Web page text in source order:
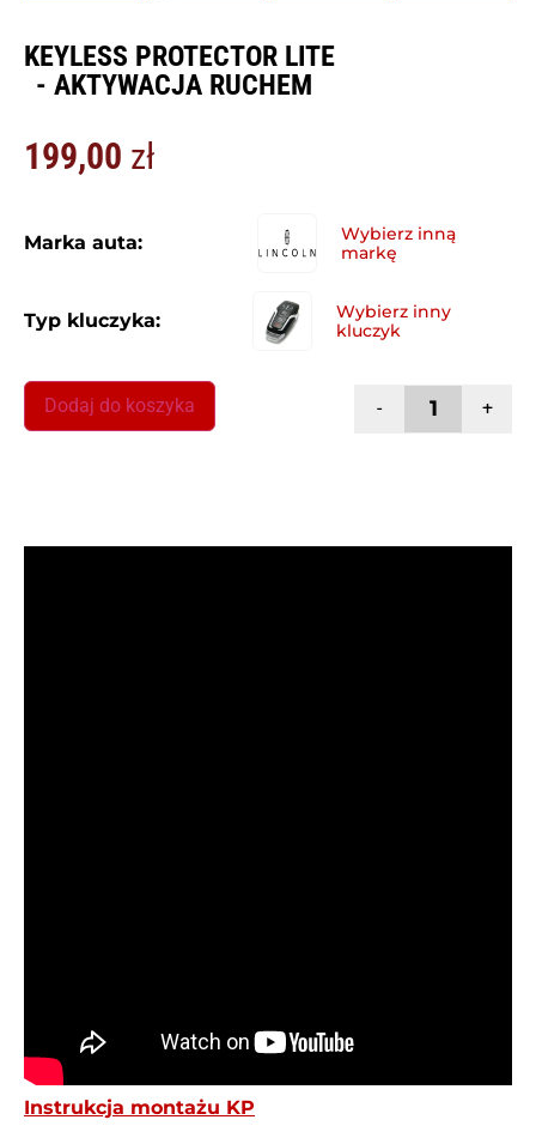
KEYLESS PROTECTOR LITE
- AKTYWACJA RUCHEM
199,00 zł
Marka auta:
Typ kluczyka:
- +
Dodaj do koszyka
Instrukcja montażu KP